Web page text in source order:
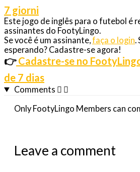
7 giorni
Este jogo de inglês para o futebol é
assinantes do FootyLingo.
Se você é um assinante, faça o login
esperando? Cadastre-se agora!
👉 Cadastre-se no
de 7 dias
Comments
Only FootyLingo Members can
Leave a comment